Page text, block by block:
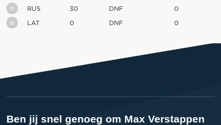
0 RUS 30 DNF 0
0 LAT 0 DNF 0
Ben jij snel genoeg om Max Verstappen